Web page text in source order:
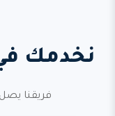
نخدمك
فريقنا